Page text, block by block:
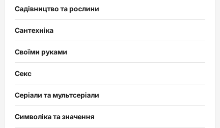
Садівництво та рослини
Сантехніка
Своїми руками
Секс
Серіали та мультсеріали
Символіка та значення